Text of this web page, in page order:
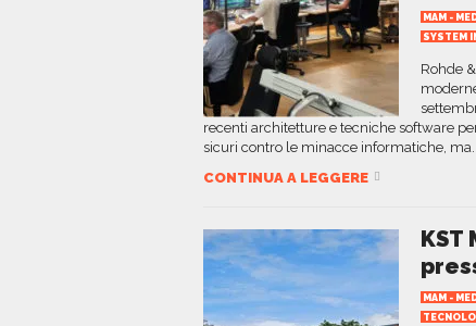
MAM -
SYSTEM
Rohde
recenti architetture e tecniche software
sicuri contro le minacce informatiche,
CONTINUA A LEGGERE
KST
MAM -